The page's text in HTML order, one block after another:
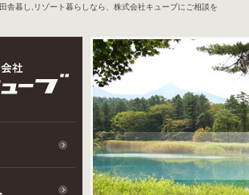
舎暮し,リゾート暮らしなら、株式会社キューブにご相談を